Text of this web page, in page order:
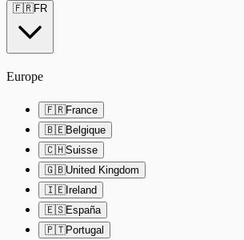
🇫🇷FR
Europe
🇫🇷France
🇧🇪Belgique
🇨🇭Suisse
🇬🇧United Kingdom
🇮🇪Ireland
🇪🇸España
🇵🇹Portugal